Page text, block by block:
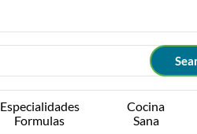
Especialidades
Formulas
Cocina
Sana